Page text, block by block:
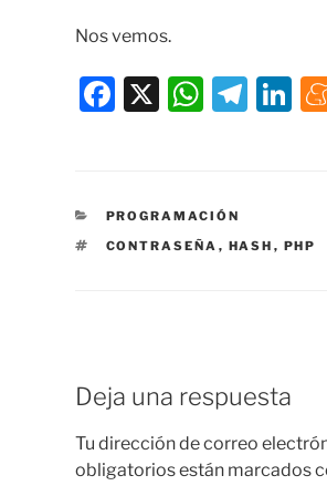
Nos vemos.
F
e
b
X
W
s
A
T
a
Li
dI
CATEGORÍAS
PROGRAMACIÓN
ETIQUETAS
CONTRASEÑA , HASH , PHP
Deja una respuesta
Tu dirección de correo
obligatorios están marcados